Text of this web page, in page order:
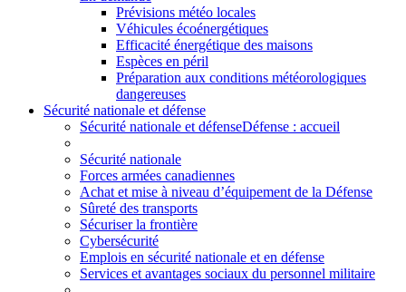
Prévisions météo locales
Véhicules écoénergétiques
Efficacité énergétique des maisons
Espèces en péril
Préparation aux conditions météorologiques
dangereuses
Sécurité nationale et défense
Sécurité nationale et défenseDéfense : accueil
Sécurité nationale
Forces armées canadiennes
Achat et mise à niveau d’équipement de la Défense
Sûreté des transports
Sécuriser la frontière
Cybersécurité
Emplois en sécurité nationale et en défense
Services et avantages sociaux du personnel militaire